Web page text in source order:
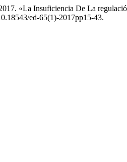
«La Insuficiencia De La
ed-65(1)-2017pp15-43.